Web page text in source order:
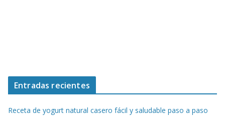
Entradas recientes
Receta de yogurt natural casero fácil y saludable paso a paso